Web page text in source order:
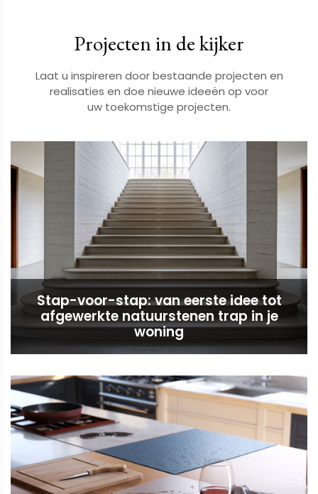
Projecten in de kijker
Laat u inspireren door bestaande projecten en
realisaties en doe nieuwe ideeën op voor
​​​​​​​uw toekomstige projecten.
Stap-voor-stap: van eerste idee tot
afgewerkte natuurstenen trap in je
woning